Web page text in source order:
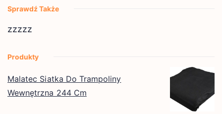
Sprawdź Także
zzzzz
Produkty
Malatec Siatka Do Trampoliny
Wewnętrzna 244 Cm